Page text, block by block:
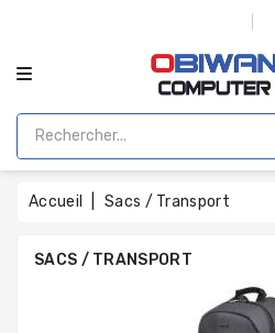
Accueil Sacs / Transport
SACS / TRANSPORT